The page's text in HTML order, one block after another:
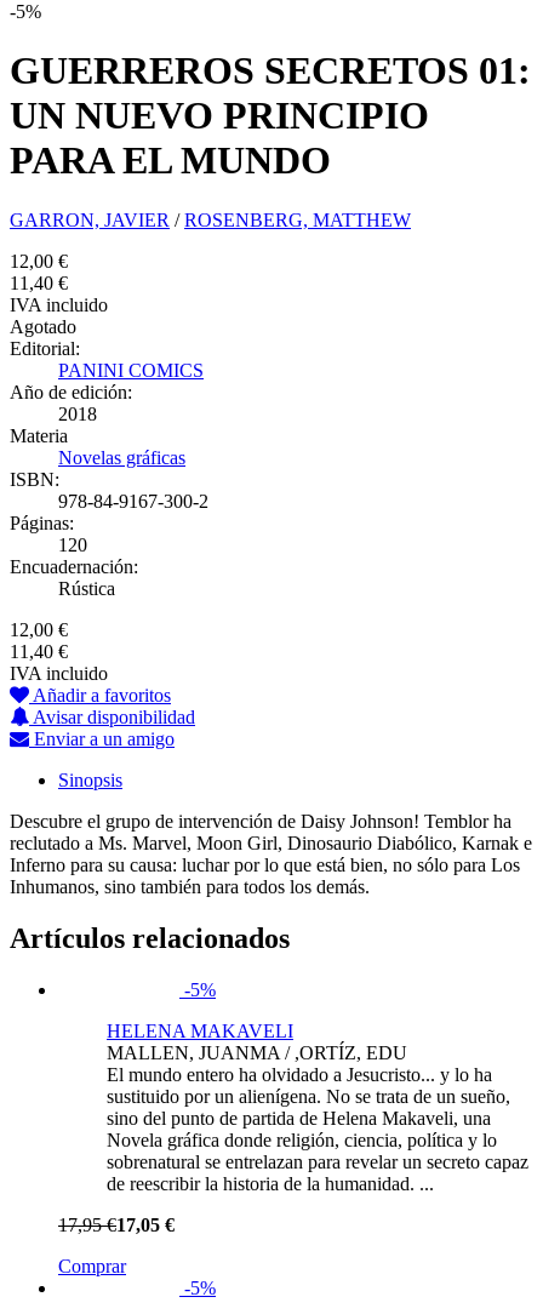
-5%
GUERREROS SECRETOS 01:
UN NUEVO PRINCIPIO
PARA EL MUNDO
GARRON, JAVIER /ROSENBERG, MATTHEW
12,00 €
11,40 €
IVA incluido
Agotado
Editorial:
PANINI COMICS
Año de edición:
2018
Materia
Novelas gráficas
ISBN:
978-84-9167-300-2
Páginas:
120
Encuadernación:
Rústica
12,00 €
11,40 €
IVA incluido
Añadir a favoritos
Avisar disponibilidad
Enviar a un amigo
Sinopsis
Descubre el grupo de intervención de Daisy Johnson! Temblor ha
reclutado a Ms. Marvel, Moon Girl, Dinosaurio Diabólico, Karnak e
Inferno para su causa: luchar por lo que está bien, no sólo para Los
Inhumanos, sino también para todos los demás.
Artículos relacionados
-5%
HELENA MAKAVELI
MALLEN, JUANMA / ,ORTÍZ, EDU
El mundo entero ha olvidado a Jesucristo... y lo ha
sustituido por un alienígena. No se trata de un sueño,
sino del punto de partida de Helena Makaveli, una
Novela gráfica donde religión, ciencia, política y lo
sobrenatural se entrelazan para revelar un secreto capaz
de reescribir la historia de la humanidad. ...
17,95 €17,05 €
Comprar
-5%